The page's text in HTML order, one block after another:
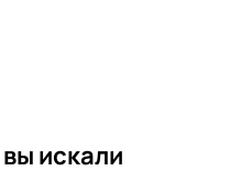
искали